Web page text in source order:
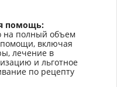
помощь:
на полный объем
включая
лечение в
и льготное
по рецепту